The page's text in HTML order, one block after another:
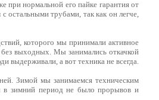
при нормальной его пайке гарантия от
остальными трубами, так как он легче,
которого мы принимали активное
выходных. Мы занимались откачкой
выдерживали, а вот техника не всегда.
Зимой мы занимаемся техническим
в зимний период не было прорывов и